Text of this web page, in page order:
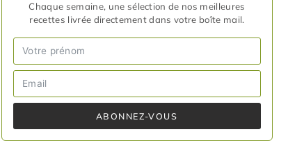
Chaque semaine, une sélection de nos meilleures
recettes livrée directement dans votre boîte mail.
ABONNEZ-VOUS